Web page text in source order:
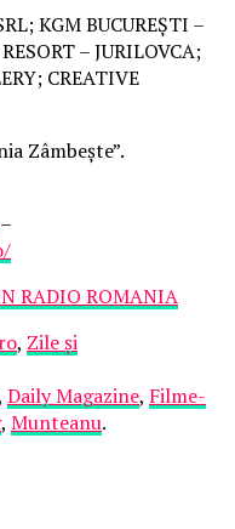
KGM BUCUREȘTI –
– JURILOVCA;
CREATIVE
Zâmbește”.
–
RADIO ROMANIA
, Zile și
Daily Magazine, Filme-
, Munteanu.